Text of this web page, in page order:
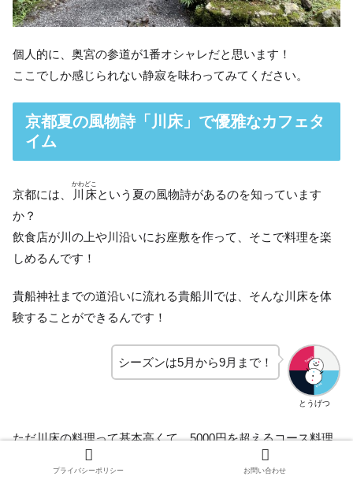
個人的に、奥宮の参道が1番オシャレだと思います！
ここでしか感じられない静寂を味わってみてください。
京都夏の風物詩「川床」で優雅なカフェタ
イム
京都には、 川床
かわどこ
という夏の風物詩があるのを知っています
か？
飲食店が川の上や川沿いにお座敷を作って、そこで料理を楽
しめるんです！
貴船神社までの道沿いに流れる貴船川では、そんな川床を体
験することができるんです！
とうげつ
シーズンは5月から9月まで！
ただ川床の料理って基本高くて、5000円を超えるコース料理
プライバシーポリシー お問い合わせ